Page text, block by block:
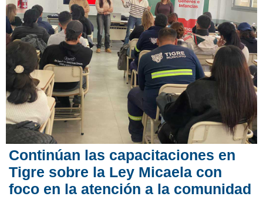
Continúan las capacitaciones en
Tigre sobre la Ley Micaela con
foco en la atención a la comunidad